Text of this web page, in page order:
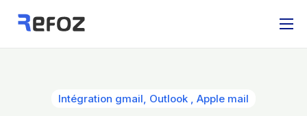
Fonctionnalités
Intégration gmail, Outlook , Apple mail